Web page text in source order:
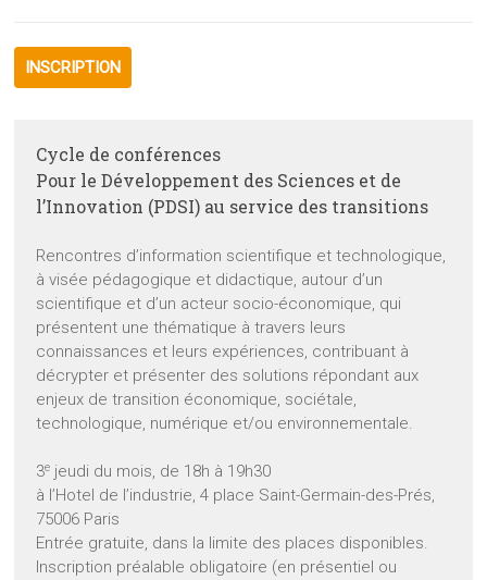
INSCRIPTION
Cycle de conférences
Pour le Développement des Sciences et de
l’Innovation (PDSI) au service des transitions
Rencontres d’information scientifique et technologique,
à visée pédagogique et didactique, autour d’un
scientifique et d’un acteur socio-économique, qui
présentent une thématique à travers leurs
connaissances et leurs expériences, contribuant à
décrypter et présenter des solutions répondant aux
enjeux de transition économique, sociétale,
technologique, numérique et/ou environnementale.
3e jeudi du mois, de 18h à 19h30
à l’Hotel de l’industrie, 4 place Saint-Germain-des-Prés,
75006 Paris
Entrée gratuite, dans la limite des places disponibles.
Inscription préalable obligatoire (en présentiel ou